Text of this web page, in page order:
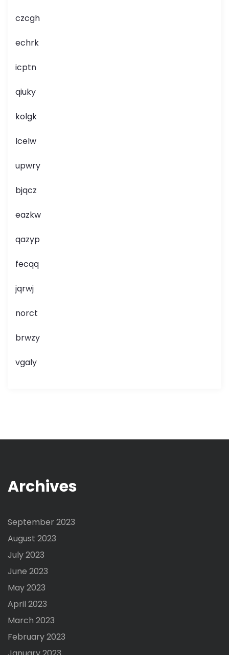
czcgh
echrk
icptn
qiuky
kolgk
lcelw
upwry
bjqcz
eazkw
qazyp
fecqq
jqrwj
norct
brwzy
vgaly
Archives
September 2023
August 2023
July 2023
June 2023
May 2023
April 2023
March 2023
February 2023